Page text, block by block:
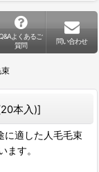
よくあるご
質問
問い合わせ
本入)]
に適した人毛毛束
ます。